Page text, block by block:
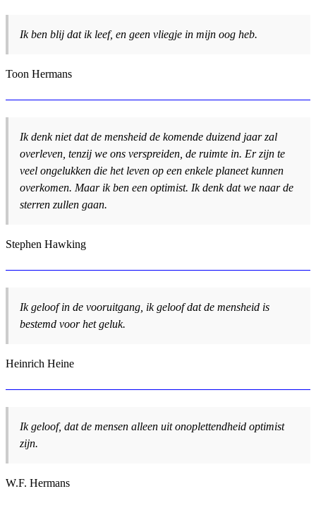
Ik ben blij dat ik leef, en geen vliegje in mijn oog heb.
Toon Hermans
Ik denk niet dat de mensheid de komende duizend jaar zal
overleven, tenzij we ons verspreiden, de ruimte in. Er zijn te
veel ongelukken die het leven op een enkele planeet kunnen
overkomen. Maar ik ben een optimist. Ik denk dat we naar de
sterren zullen gaan.
Stephen Hawking
Ik geloof in de vooruitgang, ik geloof dat de mensheid is
bestemd voor het geluk.
Heinrich Heine
Ik geloof, dat de mensen alleen uit onoplettendheid optimist
zijn.
W.F. Hermans